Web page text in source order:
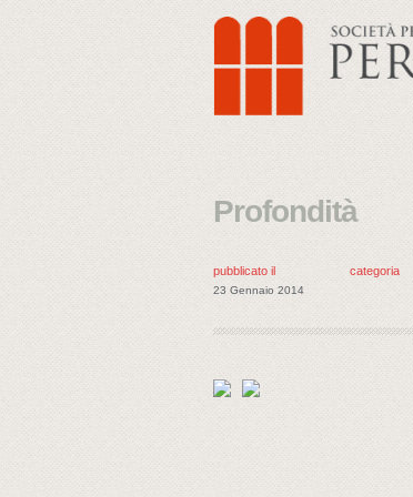
Profondità
pubblicato il
23 Gennaio 2014
categoria